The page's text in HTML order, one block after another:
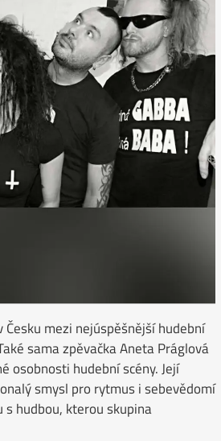
mezi nejúspěšnější hudební
sama zpěvačka Aneta Práglová
osobnosti hudební scény. Její
smysl pro rytmus i sebevědomí
hudbou, kterou skupina